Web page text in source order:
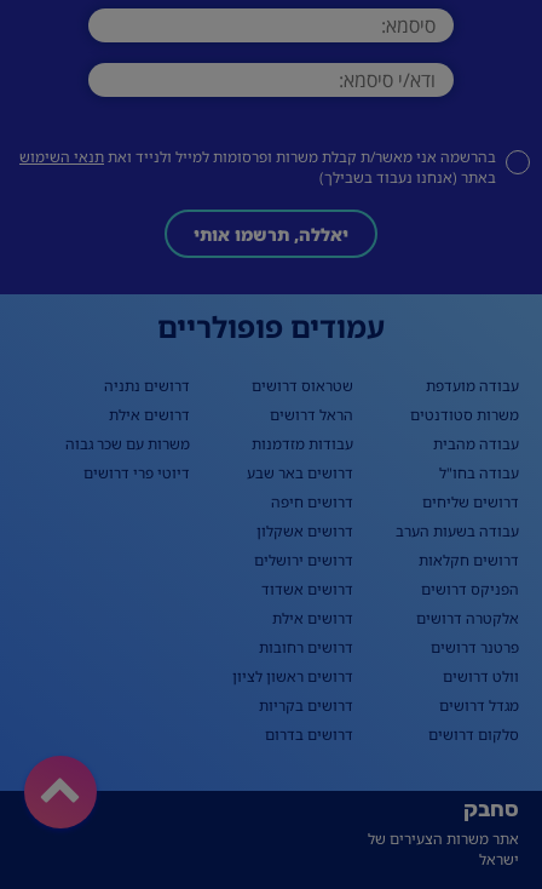
בהרשמה אני מאשר/ת קבלת משרות ופרסומות למייל ולנייד ואתתנאי השימוש
באתר (אנחנו נעבוד בשבילך)
יאללה, תרשמו אותי
עמודים פופולריים
עבודה מועדפת
משרות סטודנטים
עבודה מהבית
עבודה בחו"ל
דרושים שליחים
עבודה בשעות הערב
דרושים חקלאות
הפניקס דרושים
אלקטרה דרושים
פרטנר דרושים
וולט דרושים
מגדל דרושים
סלקום דרושים
שטראוס דרושים
הראל דרושים
עבודות מזדמנות
דרושים באר שבע
דרושים חיפה
דרושים אשקלון
דרושים ירושלים
דרושים אשדוד
דרושים אילת
דרושים רחובות
דרושים ראשון לציון
דרושים בקריות
דרושים בדרום
דרושים נתניה
דרושים אילת
משרות עם שכר גבוה
דיוטי פרי דרושים
סחבק
אתר משרות הצעירים של
ישראל